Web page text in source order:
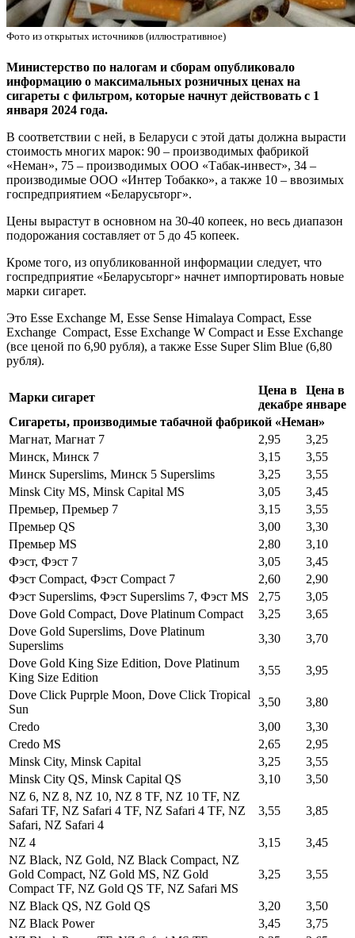
Фото из открытых источников (иллюстративное)
Министерство по налогам и сборам опубликовало
информацию о максимальных розничных ценах на
сигареты с фильтром, которые начнут действовать с 1
января 2024 года.
В соответствии с ней, в Беларуси с этой даты должна вырасти
стоимость многих марок: 90 – производимых фабрикой
«Неман», 75 – производимых ООО «Табак-инвест», 34 –
производимые ООО «Интер Тобакко», а также 10 – ввозимых
госпредприятием «Беларусьторг».
Цены вырастут в основном на 30-40 копеек, но весь диапазон
подорожания составляет от 5 до 45 копеек.
Кроме того, из опубликованной информации следует, что
госпредприятие «Беларусьторг» начнет импортировать новые
марки сигарет.
Это Esse Exchange M, Esse Sense Himalaya Compact, Esse
Exchange Compact, Esse Exchange W Compact и Esse Exchange
(все ценой по 6,90 рубля), а также Esse Super Slim Blue (6,80
рубля).
Марки сигарет
Цена в
декабре
Цена в
январе
Сигареты, производимые табачной фабрикой «Неман»
Магнат, Магнат 7
2,95
3,25
Минск, Минск 7
3,15
3,55
Минск Superslims, Минск 5 Superslims
3,25
3,55
Minsk City MS, Minsk Capital MS
3,05
3,45
Премьер, Премьер 7
3,15
3,55
Премьер QS
3,00
3,30
Премьер MS
2,80
3,10
Фэст, Фэст 7
3,05
3,45
Фэст Compact, Фэст Compact 7
2,60
2,90
Фэст Superslims, Фэст Superslims 7, Фэст MS
2,75
3,05
Dove Gold Compact, Dove Platinum Compact
3,25
3,65
Dove Gold Superslims, Dove Platinum
Superslims
3,30
3,70
Dove Gold King Size Edition, Dove Platinum
King Size Edition
3,55
3,95
Dove Click Puprple Moon, Dove Click Tropical
Sun
3,50
3,80
Credo
3,00
3,30
Credo MS
2,65
2,95
Minsk City, Minsk Capital
3,25
3,55
Minsk City QS, Minsk Capital QS
3,10
3,50
NZ 6, NZ 8, NZ 10, NZ 8 TF, NZ 10 TF, NZ
Safari TF, NZ Safari 4 TF, NZ Safari 4 TF, NZ
Safari, NZ Safari 4
3,55 3,85
NZ 4 3,15
3,45
NZ Black, NZ Gold, NZ Black Compact, NZ
Gold Compact, NZ Gold MS, NZ Gold
Compact TF, NZ Gold QS TF, NZ Safari MS
3,25 3,55
NZ Black QS, NZ Gold QS 3,20
3,50
NZ Black Power
3,45
3,75